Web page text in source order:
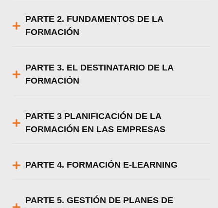
PARTE 2. FUNDAMENTOS DE LA
FORMACIÓN
PARTE 3. EL DESTINATARIO DE LA
FORMACIÓN
PARTE 3 PLANIFICACIÓN DE LA
FORMACIÓN EN LAS EMPRESAS
PARTE 4. FORMACIÓN E-LEARNING
PARTE 5. GESTIÓN DE PLANES DE